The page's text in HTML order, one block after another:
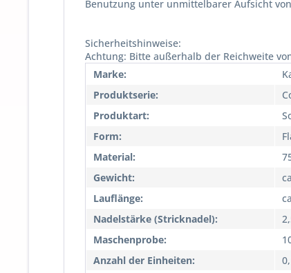
Benutzung unter unmittelbarer Aufsicht
Sicherheitshinweise:
Achtung: Bitte außerhalb der Reichweite
Marke:
Produktserie:
Produktart:
Form:
Material:
Gewicht:
Lauflänge:
Nadelstärke (Stricknadel):
Maschenprobe:
Anzahl der Einheiten: